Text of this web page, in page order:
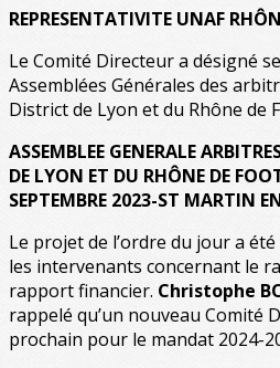
REPRESENTATIVITE UNAF
Le Comité Directeur a désigné
Assemblées Générales des
District de Lyon et du Rhône de
ASSEMBLEE GENERALE
DE LYON ET DU RHÔNE DE
SEPTEMBRE 2023-ST MARTIN
Le projet de l’ordre du jour a
les intervenants concernant le
rapport financier. Christophe
rappelé qu’un nouveau Comité
prochain pour le mandat 2024-